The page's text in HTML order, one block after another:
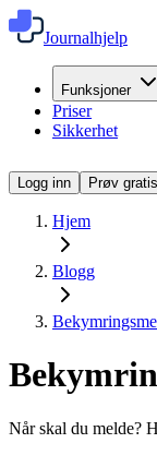
Journalhjelp
Funksjoner
Priser
Sikkerhet
Logg inn Prøv gratis
Hjem
Blogg
Når skal du melde?